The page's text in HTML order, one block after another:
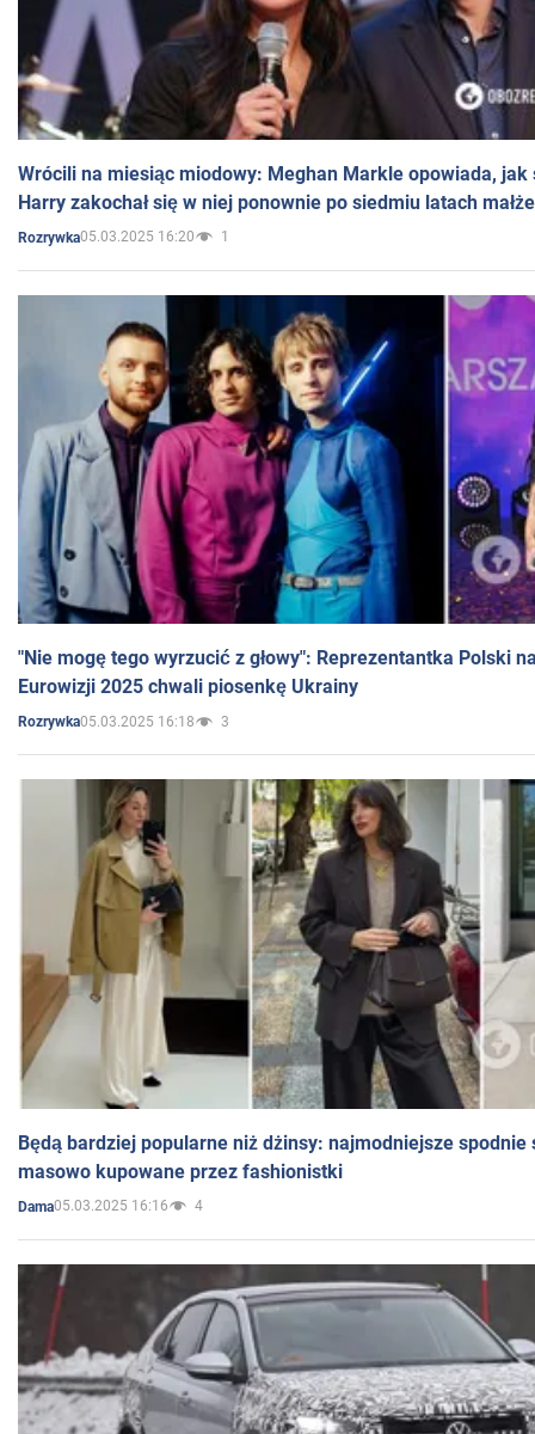
Wrócili na miesiąc miodowy: Meghan Markle opowiada, jak
Harry zakochał się w niej ponownie po siedmiu latach
Rozrywka05.03.2025 16:20 1
"Nie mogę tego wyrzucić z głowy": Reprezentantka Polski
Eurowizji 2025 chwali piosenkę Ukrainy
Rozrywka05.03.2025 16:18 3
Będą bardziej popularne niż dżinsy: najmodniejsze spodnie
masowo kupowane przez fashionistki
Dama05.03.2025 16:16 4